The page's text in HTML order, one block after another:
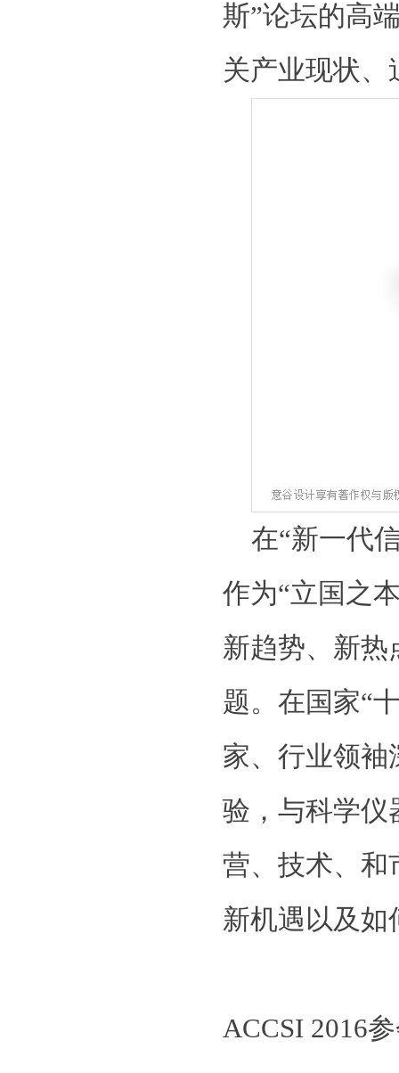
斯”论坛的高
关产业现状、
在“新一代
作为“立国之
新趋势、新热
题。在国家“
家、行业领袖
验，与科学仪
营、技术、和
新机遇以及如
ACCSI 2016